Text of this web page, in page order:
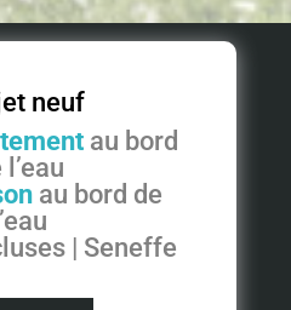
neuf
au bord
l’eau
au bord de
l’eau
| Seneffe